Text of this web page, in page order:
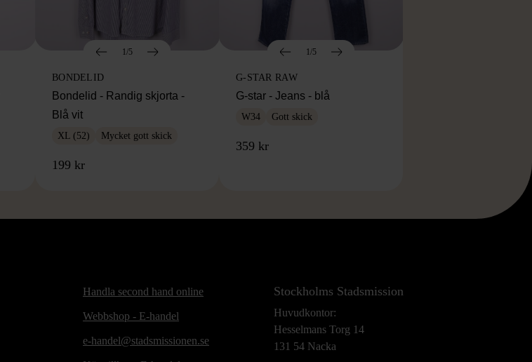
1/5
BONDELID
Bondelid - Randig skjorta -
Blå vit
XL (52) Mycket gott skick
199 kr
1/5
G-STAR RAW
G-star - Jeans - blå
W34 Gott skick
359 kr
Handla second hand online
Webbshop - E-handel
e-handel@stadsmissionen.se
Stockholms Stadsmission
Huvudkontor:
Hesselmans Torg 14
131 54 Nacka